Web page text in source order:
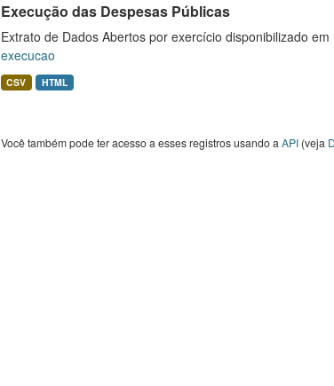
Execução das Despesas Públicas
Extrato de Dados Abertos por exercício disponibilizado em
execucao
CSV HTML
Você também pode ter acesso a esses registros usando a API(veja